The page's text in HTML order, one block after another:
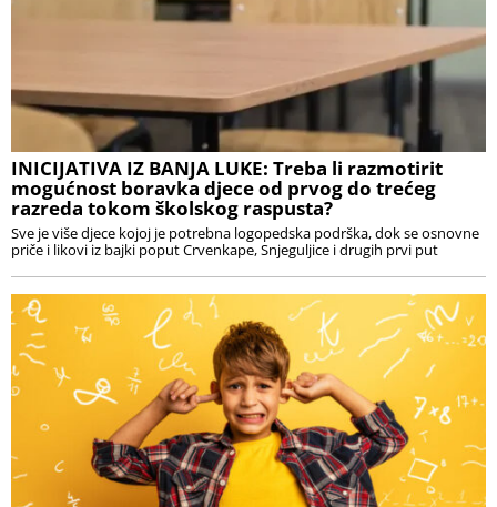
INICIJATIVA IZ BANJA LUKE: Treba li razmotirit
mogućnost boravka djece od prvog do trećeg
razreda tokom školskog raspusta?
Sve je više djece kojoj je potrebna logopedska podrška, dok se osnovne
priče i likovi iz bajki poput Crvenkape, Snjeguljice i drugih prvi put